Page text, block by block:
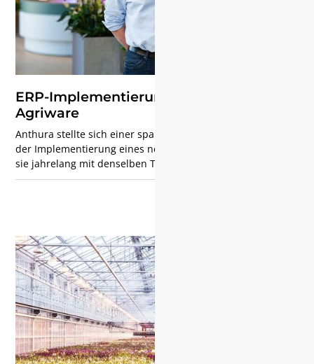
ERP-Implementierung bei Anthura mit
Agriware
Anthura stellte sich einer spannenden Herausforderung:
der Implementierung eines neuen ERP-Systems. Nachdem
sie jahrelang mit denselben Technologien gearbeitet
hatten, entschieden sie, dass es Zeit für eine Veränderung
Anthura über wertvolle Erkenntnisse, die er dabei gelernt
hat — von der Gewinnung der Zustimmung des
Unternehmens über die Verwaltung der Stammdaten bis
hin zur Durchführung gründlicher Akzeptanztests.